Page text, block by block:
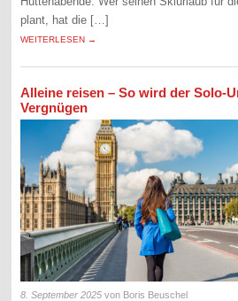
plant, hat die […]
WEITERLESEN →
Alleine reisen – So wird der Solo-
Vergnügen
8. September 2025 von Boris Beuschel